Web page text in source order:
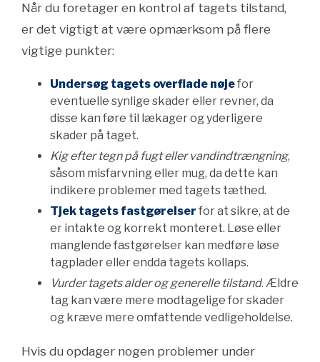
Når du foretager en kontrol af tagets tilstand,
er det vigtigt at være opmærksom på flere
vigtige punkter:
Undersøg tagets overflade nøjefor
eventuelle synlige skader eller revner, da
disse kan føre til lækager og yderligere
skader på taget.
Kig efter tegn på fugt eller vandindtrængning,
såsom misfarvning eller mug, da dette kan
indikere problemer med tagets tæthed.
Tjek tagets fastgørelser for at sikre, at de
er intakte og korrekt monteret. Løse eller
manglende fastgørelser kan medføre løse
tagplader eller endda tagets kollaps.
Vurder tagets alder og generelle tilstand. Ældre
tag kan være mere modtagelige for skader
og kræve mere omfattende vedligeholdelse.
Hvis du opdager nogen problemer under